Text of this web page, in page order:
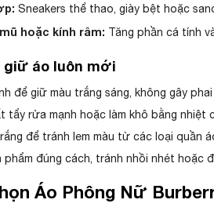
Sneakers thể thao, giày bệt hoặc
hoặc kính râm: Tăng phần cá tính
giữ áo luôn mới
để giữ màu trắng sáng, không gây phai
tẩy rửa mạnh hoặc làm khô bằng nhiệt
để tránh lem màu từ các loại quần
đúng cách, tránh nhồi nhét hoặc
Áo Phông Nữ